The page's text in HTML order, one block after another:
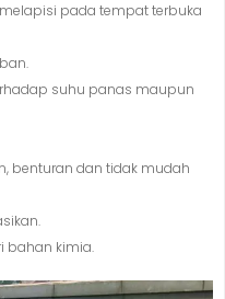
pada tempat terbuka
suhu panas maupun
benturan dan tidak mudah
bahan kimia.